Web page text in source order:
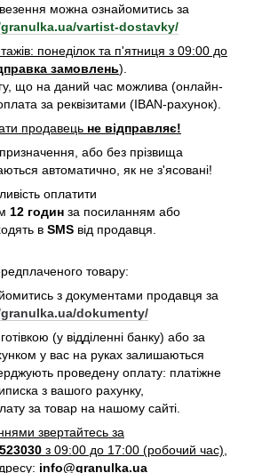
можна ознайомитись за
vartist-dostavky/
понеділок та п'ятниця з 09:00 до
замовлень).
що на даний час можлива (онлайн-
за реквізитами (IBAN-рахунок).
продавець не відправляє!
або без прізвища
автоматично, як не з'ясовані!
оплатити
12 годин за посиланням або
в SMS від продавця.
товару:
з документами продавця за
dokumenty/
(у відділенні банку) або за
у вас на руках залишаються
проведену оплату: платіжне
з вашого рахунку,
за товар на нашому сайті.
звертайтесь за
з 09:00 до 17:00 (робочий час),
info@granulka.ua